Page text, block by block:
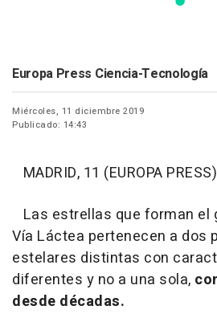
Europa Press Ciencia-Tecnología
Miércoles, 11 diciembre 2019
Publicado: 14:43
MADRID, 11 (EUROPA PRESS)
Las estrellas que forman el
Vía Láctea pertenecen a dos
estelares distintas con
diferentes y no a una sola,
desde décadas.